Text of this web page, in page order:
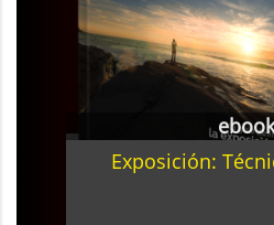
ebook
Exposición: